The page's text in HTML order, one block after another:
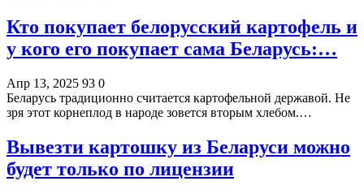
Кто покупает белорусский картофель и
у кого его покупает сама Беларусь:…
Апр 13, 2025 93 0
Беларусь традиционно считается картофельной державой. Не
зря этот корнеплод в народе зовется вторым хлебом.…
Вывезти картошку из Беларуси можно
будет только по лицензии